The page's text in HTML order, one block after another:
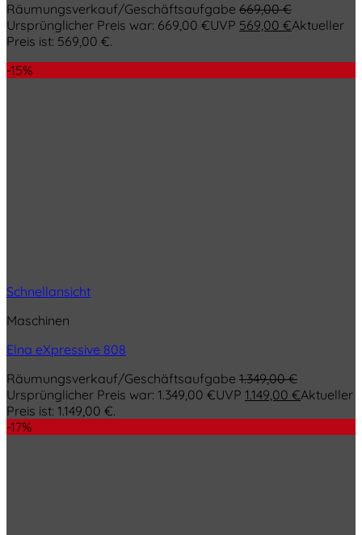
Räumungsverkauf/Geschäftsaufgabe 669,00€
Ursprünglicher Preis war: 669,00 €UVP 569,00 €Aktueller
Preis ist: 569,00 €.
-15%
Schnellansicht
Maschinen
Elna eXpressive 808
Räumungsverkauf/Geschäftsaufgabe 1.349,00€
Ursprünglicher Preis war: 1.349,00 €UVP 1.149,00 €Aktueller
Preis ist: 1.149,00 €.
-17%